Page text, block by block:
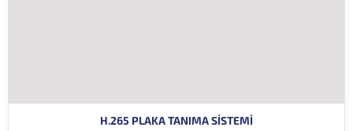
H.265 PLAKA TANIMA SISTEMI